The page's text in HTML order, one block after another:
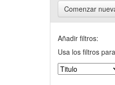
Comenzar
Añadir filtros:
Usa los filtros